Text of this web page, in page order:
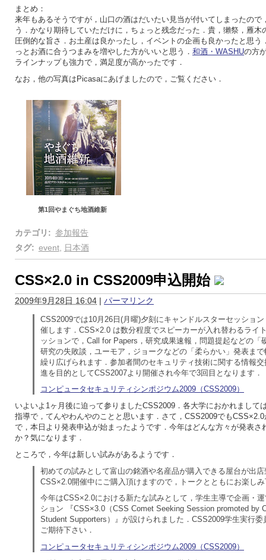
まとめ：
来年もあるそうですが，山口の酒はだいたい見当が付いてしまったので
う．かなり期待していただけに，ちょっと残念だった．貴，獺祭，雁木
圧倒的な旨さ．お土産は良かったし，イベントの企画も良かったと思う
っとお酒に合うつまみを増やした方がいいと思う． 和酒・WASHUの方
ラインナップも強力で，満足度が高かったです．
なお，他の写真はPicasaにあげましたので，ご覧ください．
第1回やまぐち地酒維新
カテゴリ : 参加報告
タグ: event, 日本酒
CSS×2.0 in CSS2009申込開始
2009年9月28日 16:04 | パーマリンク
CSS2009では10月26日(月曜)夕刻にキャンドルスターセッショ
催します．CSS×2.0 は数分程度でスピーカーが入れ替わるライ
ッションで，Call for Papers，研究成果速報，問題提起などの「
研究の失敗談，ユーモア，ジョークなどの「柔らかい」発表ま
繰り広げられます．参加者間のセキュリティ技術に関する情報
進を目的としてCSS2007より開催され今年で3回目となります．
コンピュータセキュリティシンポジウム2009（CSS2009）
いよいよ1ヶ月後に迫って参りましたCSS2009．各大学におかれまして
指導で，てんやわんやのことと思います．さて，CSS2009でも
で，本日より発表申込が始まったようです．今年はどんな方々が発表さ
か？気になります．
ところで，今年は新しい試みがあるようです．
初めての試みとして富山の銘酒や名産品が購入できる屋台が出
CSS×2.0開催中にご購入頂けますので，トークとともにお楽し
今年はCSS×2.0における新たな試みとして，学生主導で企画・
ション 『CSS×3.0（CSS Comet Seeking Session promoted by
Student Supporters）』が設けられました．CSS2009学生実行委
ご期待下さい．
コンピュータセキュリティシンポジウム2009（CSS2009）